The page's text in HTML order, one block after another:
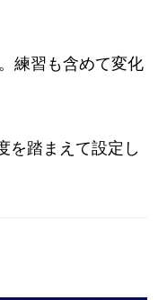
練習も含めて変化
を踏まえて設定し